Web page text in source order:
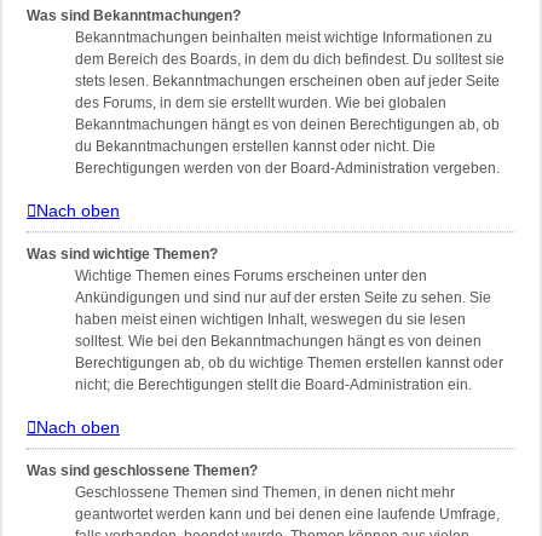
Was sind Bekanntmachungen?
Bekanntmachungen beinhalten meist wichtige Informationen zu
dem Bereich des Boards, in dem du dich befindest. Du solltest sie
stets lesen. Bekanntmachungen erscheinen oben auf jeder Seite
des Forums, in dem sie erstellt wurden. Wie bei globalen
Bekanntmachungen hängt es von deinen Berechtigungen ab, ob
du Bekanntmachungen erstellen kannst oder nicht. Die
Berechtigungen werden von der Board-Administration vergeben.
Nach oben
Was sind wichtige Themen?
Wichtige Themen eines Forums erscheinen unter den
Ankündigungen und sind nur auf der ersten Seite zu sehen. Sie
haben meist einen wichtigen Inhalt, weswegen du sie lesen
solltest. Wie bei den Bekanntmachungen hängt es von deinen
Berechtigungen ab, ob du wichtige Themen erstellen kannst oder
nicht; die Berechtigungen stellt die Board-Administration ein.
Nach oben
Was sind geschlossene Themen?
Geschlossene Themen sind Themen, in denen nicht mehr
geantwortet werden kann und bei denen eine laufende Umfrage,